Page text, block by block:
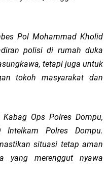
Pol Mohammad Kholid
polisi di rumah duka
tetapi juga untuk
tokoh masyarakat dan
Ops Polres Dompu,
Intelkam Polres Dompu.
situasi tetap aman
yang merenggut nyawa